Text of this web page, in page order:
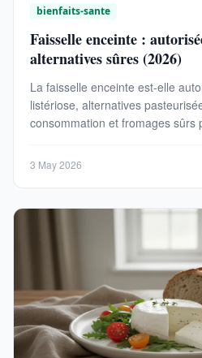
bienfaits-sante
Faisselle enceinte :
alternatives sûres (2026)
La faisselle enceinte est-elle
listériose, alternatives
consommation et fromages sûrs
3 May 2026